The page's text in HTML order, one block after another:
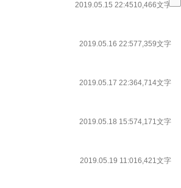
2019.05.15 22:4510,466文字
2019.05.16 22:577,359文字
2019.05.17 22:364,714文字
2019.05.18 15:574,171文字
2019.05.19 11:016,421文字